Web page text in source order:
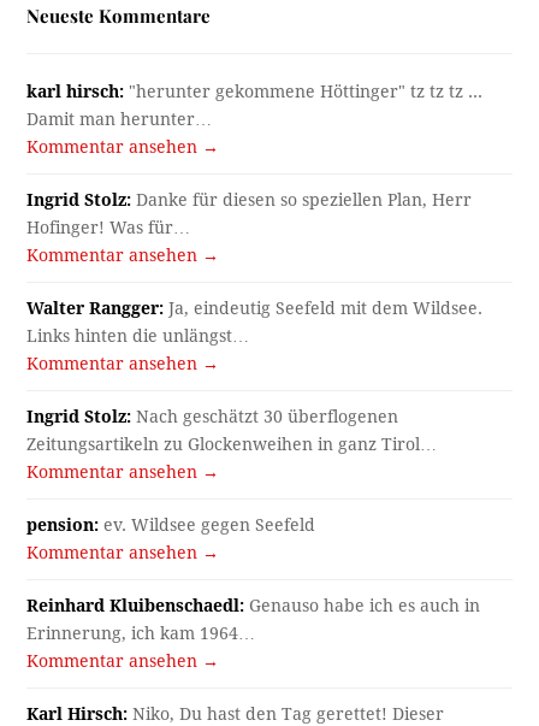
Neueste Kommentare
karl hirsch: "herunter gekommene Höttinger" tz tz tz ...
Damit man herunter…
Kommentar ansehen →
Ingrid Stolz: Danke für diesen so speziellen Plan, Herr
Hofinger! Was für…
Kommentar ansehen →
Walter Rangger: Ja, eindeutig Seefeld mit dem Wildsee.
Links hinten die unlängst…
Kommentar ansehen →
Ingrid Stolz: Nach geschätzt 30 überflogenen
Zeitungsartikeln zu Glockenweihen in ganz Tirol…
Kommentar ansehen →
pension: ev. Wildsee gegen Seefeld
Kommentar ansehen →
Reinhard Kluibenschaedl: Genauso habe ich es auch in
Erinnerung, ich kam 1964…
Kommentar ansehen →
Karl Hirsch: Niko, Du hast den Tag gerettet! Dieser